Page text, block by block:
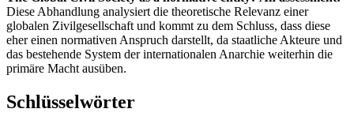
Diese Abhandlung analysiert die theoretische Relevanz einer
globalen Zivilgesellschaft und kommt zu dem Schluss, dass diese
eher einen normativen Anspruch darstellt, da staatliche Akteure und
das bestehende System der internationalen Anarchie weiterhin die
primäre Macht ausüben.
Schlüsselwörter